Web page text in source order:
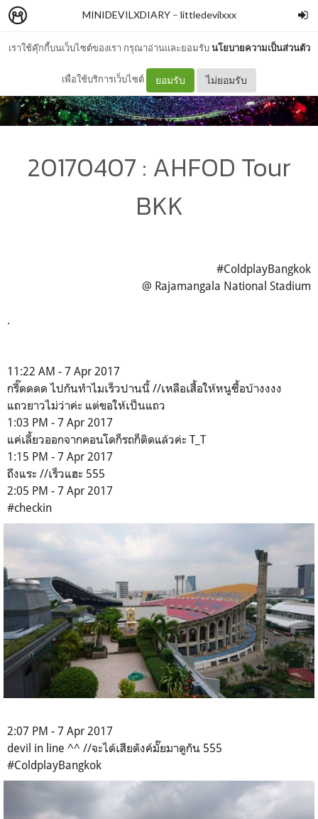
เราใช้คุ๊กกี้บนเว็บไซต์ของเรา กรุณาอ่านและยอมรับนโยบายความเป็นส่วนตัว
เพื่อใช้บริการเว็บไซต์ ยอมรับ ไม่ยอมรับ
MINIDEVILXDIARY– littledevilxxx
20170407 : AHFOD Tour
BKK
#ColdplayBangkok
@ Rajamangala National Stadium
.
11:22 AM - 7 Apr 2017
กรี๊ดดดด ไปกันทำไมเร็วปานนี้ //เหลือเสื้อให้หนูซื้อบ้างงงง
แถวยาวไม่ว่าค่ะ แต่ขอให้เป็นแถว
1:03 PM - 7 Apr 2017
แค่เลี้ยวออกจากคอนโดก็รถก็ติดแล้วค่ะ T_T
1:15 PM - 7 Apr 2017
ถึงแระ //เร็วแฮะ 555
2:05 PM - 7 Apr 2017
#checkin
2:07 PM - 7 Apr 2017
devil in line ^^ //จะได้เสียตังค์มั๊ยมาดูกัน 555
#ColdplayBangkok